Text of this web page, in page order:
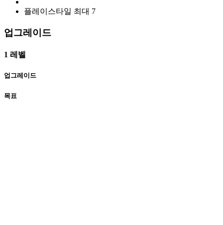
플레이스타일 최대 7
업그레이드
1 레벨
업그레이드
목표